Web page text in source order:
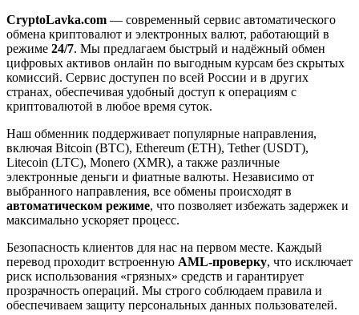
CryptoLavka.com — современный сервис автоматического
обмена криптовалют и электронных валют, работающий в
режиме 24/7. Мы предлагаем быстрый и надёжный обмен
цифровых активов онлайн по выгодным курсам без скрытых
комиссий. Сервис доступен по всей России и в других
странах, обеспечивая удобный доступ к операциям с
криптовалютой в любое время суток.
Наш обменник поддерживает популярные направления,
включая Bitcoin (BTC), Ethereum (ETH), Tether (USDT),
Litecoin (LTC), Monero (XMR), а также различные
электронные деньги и фиатные валюты. Независимо от
выбранного направления, все обмены происходят в
автоматическом режиме, что позволяет избежать задержек и
максимально ускоряет процесс.
Безопасность клиентов для нас на первом месте. Каждый
перевод проходит встроенную AML-проверку, что исключает
риск использования «грязных» средств и гарантирует
прозрачность операций. Мы строго соблюдаем правила и
обеспечиваем защиту персональных данных пользователей.